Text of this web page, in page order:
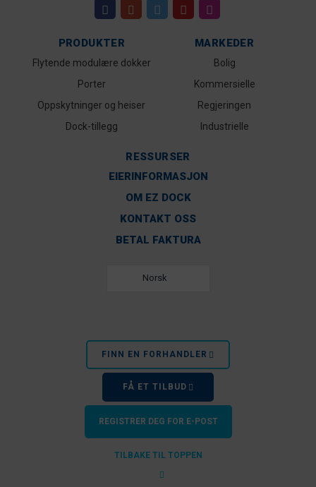
PRODUKTER
Flytende modulære dokker
Porter
Oppskytninger og heiser
Dock-tillegg
MARKEDER
Bolig
Kommersielle
Regjeringen
Industrielle
RESSURSER
EIERINFORMASJON
OM EZ DOCK
KONTAKT OSS
BETAL FAKTURA
Norsk
FINN EN FORHANDLER
FÅ ET TILBUD
REGISTRER DEG FOR E-POST
TILBAKE TIL TOPPEN